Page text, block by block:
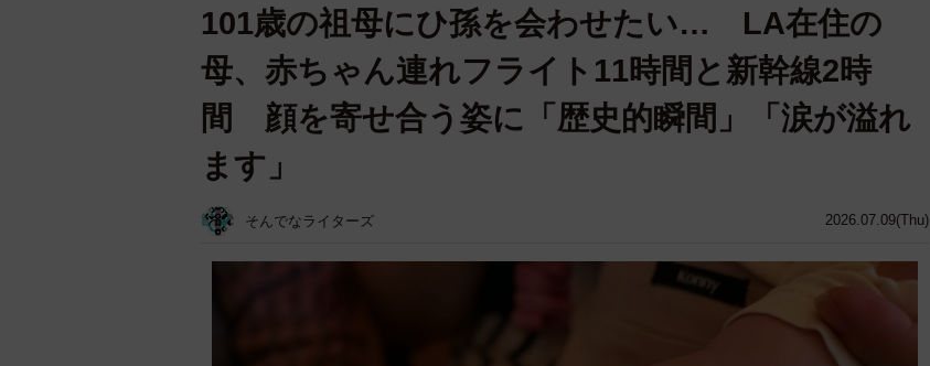
2026.07.09(Thu)
101歳の祖母にひ孫を会わせたい… LA在住の
母、赤ちゃん連れフライト11時間と新幹線2時
間 顔を寄せ合う姿に「歴史的瞬間」「涙が溢れ
ます」
そんでなライターズ